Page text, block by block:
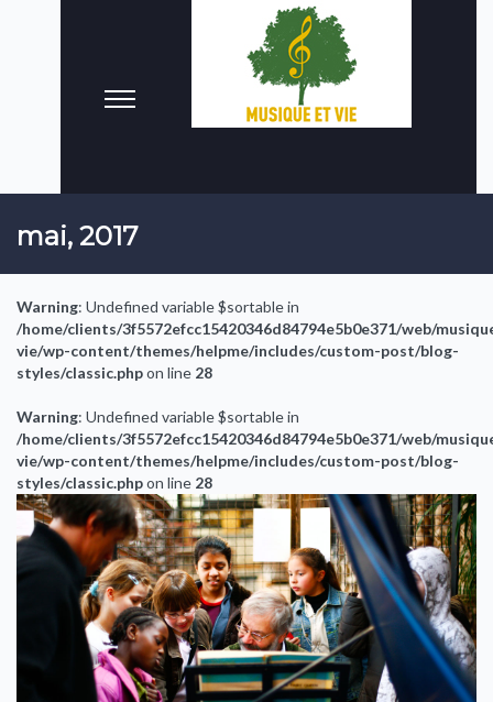
mai, 2017
Warning: Undefined variable $sortable in
/home/clients/3f5572efcc15420346d84794e5b0e371/web/
vie/wp-content/themes/helpme/includes/custom-post/blog-
styles/classic.phpon line 28
Warning: Undefined variable $sortable in
/home/clients/3f5572efcc15420346d84794e5b0e371/web/
vie/wp-content/themes/helpme/includes/custom-post/blog-
styles/classic.phpon line 28